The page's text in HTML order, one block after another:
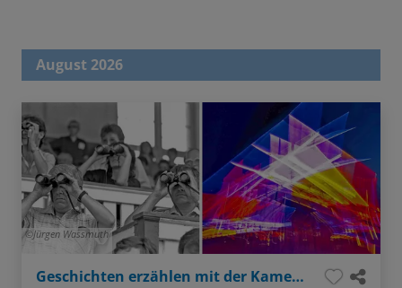
August 2026
Jürgen Wassmuth
Geschichten erzählen mit der Kamera - Berlin-Inspiration